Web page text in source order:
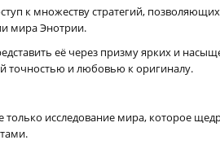
к множеству стратегий,
мира Энотрии.
её через призму ярких и
точностью и любовью к оригиналу.
исследование мира, которое